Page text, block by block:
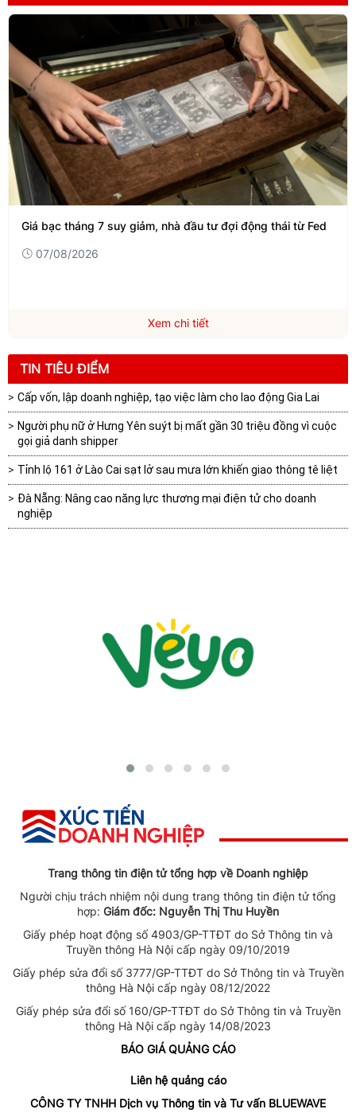
Giá bạc tháng 7 suy giảm, nhà đầu tư đợi động thái từ Fed
07/08/2026
Xem chi tiết
TIN TIÊU ĐIỂM
Cấp vốn, lập doanh nghiệp, tạo việc làm cho lao động Gia Lai
Người phụ nữ ở Hưng Yên suýt bị mất gần 30 triệu đồng vì cuộc
gọi giả danh shipper
Tỉnh lộ 161 ở Lào Cai sạt lở sau mưa lớn khiến giao thông tê liệt
Đà Nẵng: Nâng cao năng lực thương mại điện tử cho doanh
nghiệp
Trang thông tin điện tử tổng hợp về Doanh nghiệp
Người chịu trách nhiệm nội dung trang thông tin điện tử tổng
hợp: Giám đốc: Nguyễn Thị Thu Huyền
Giấy phép hoạt động số 4903/GP-TTĐT do Sở Thông tin và
Truyền thông Hà Nội cấp ngày 09/10/2019
Giấy phép sửa đổi số 3777/GP-TTĐT do Sở Thông tin và Truyền
thông Hà Nội cấp ngày 08/12/2022
Giấy phép sửa đổi số 160/GP-TTĐT do Sở Thông tin và Truyền
thông Hà Nội cấp ngày 14/08/2023
BÁO GIÁ QUẢNG CÁO
Liên hệ quảng cáo
CÔNG TY TNHH Dịch vụ Thông tin và Tư vấn BLUEWAVE